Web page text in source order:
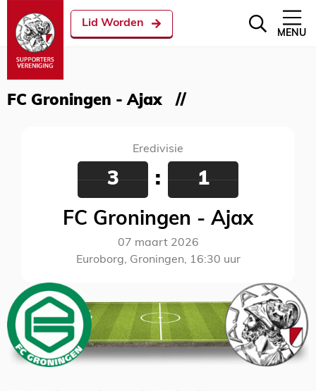
Lid Worden
MENU
FC Groningen - Ajax
Eredivisie
3 : 1
FC Groningen - Ajax
07 maart 2026
Euroborg, Groningen, 16:30 uur